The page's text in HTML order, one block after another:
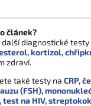
článek?
diagnostické
kortizol,
zdraví.
také testy na CRP,
(FSH),
test na HIV,